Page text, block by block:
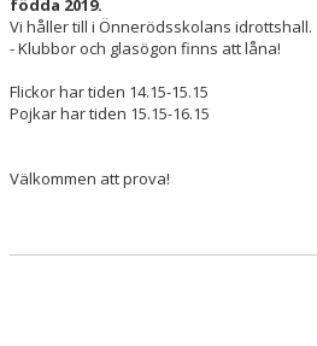
MATCHARRANGEMANG/SAMMANDRAG
PARTNERS
KONTAKT
födda 2019.
Vi håller till i Önnerödsskolans idrottshall.
- Klubbor och glasögon finns att låna!
Flickor har tiden 14.15-15.15
Pojkar har tiden 15.15-16.15
Välkommen att prova!